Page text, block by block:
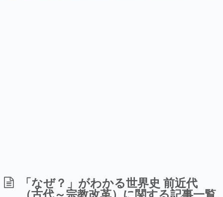
日本のモバイルゲーム史における主要なトピック・タイト
ルを網羅するほか、開発者へのインタビューや識者による
解説を掲載。約20年の歴史が一望できる決定版！